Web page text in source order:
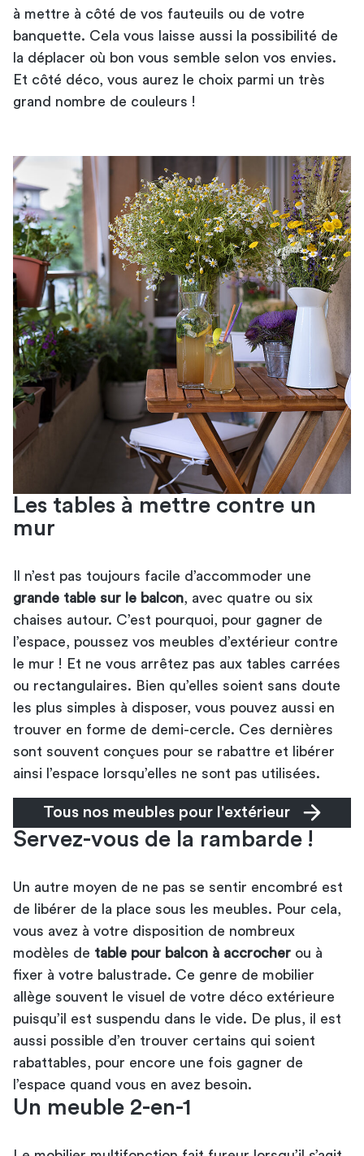
à mettre à côté de vos fauteuils ou de votre
banquette. Cela vous laisse aussi la possibilité de
la déplacer où bon vous semble selon vos envies.
Et côté déco, vous aurez le choix parmi un très
grand nombre de couleurs !
Les tables à mettre contre un
mur
Il n’est pas toujours facile d’accommoder une
grande table sur le balcon , avec quatre ou six
chaises autour. C’est pourquoi, pour gagner de
l’espace, poussez vos meubles d’extérieur contre
le mur ! Et ne vous arrêtez pas aux tables carrées
ou rectangulaires. Bien qu’elles soient sans doute
les plus simples à disposer, vous pouvez aussi en
trouver en forme de demi-cercle. Ces dernières
sont souvent conçues pour se rabattre et libérer
ainsi l’espace lorsqu’elles ne sont pas utilisées.
Tous nos meubles pour l'extérieur
Servez-vous de la rambarde !
Un autre moyen de ne pas se sentir encombré est
de libérer de la place sous les meubles. Pour cela,
vous avez à votre disposition de nombreux
modèles de table pour balcon à accrocher ou à
fixer à votre balustrade. Ce genre de mobilier
allège souvent le visuel de votre déco extérieure
puisqu’il est suspendu dans le vide. De plus, il est
aussi possible d’en trouver certains qui soient
rabattables, pour encore une fois gagner de
l’espace quand vous en avez besoin.
Un meuble 2-en-1